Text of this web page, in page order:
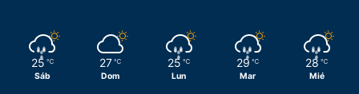
25 ℃
Sáb
27 ℃
Dom
25 ℃
Lun
29 ℃
Mar
28 ℃
Mié